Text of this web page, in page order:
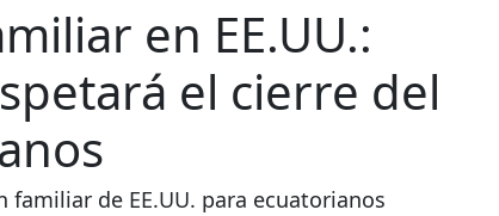
en EE.UU.:
el cierre del
de EE.UU. para ecuatorianos